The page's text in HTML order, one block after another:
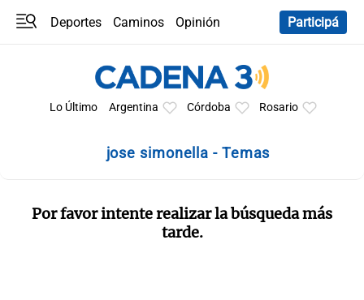
Deportes Caminos
Opinión
Participá
Lo Último Argentina Córdoba Rosario
jose simonella - Temas
Por favor intente realizar la búsqueda más
tarde.